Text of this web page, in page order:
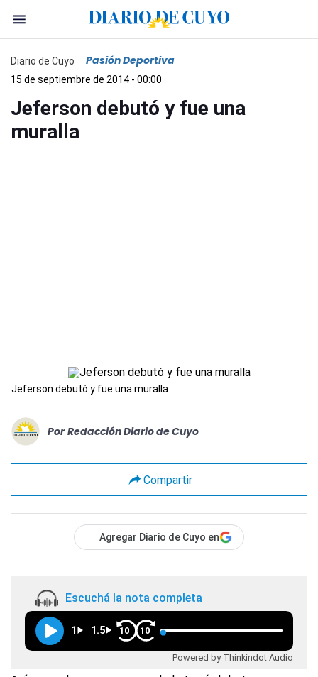
Diario de Cuyo Pasión Deportiva
15 de septiembre de 2014 - 00:00
Jeferson debutó y fue una
muralla
Jeferson debutó y fue una muralla
Por Redacción Diario de Cuyo
Compartir
Agregar Diario de Cuyo en
Escuchá la nota completa
1 1.5 10 10
Powered by Thinkindot Audio